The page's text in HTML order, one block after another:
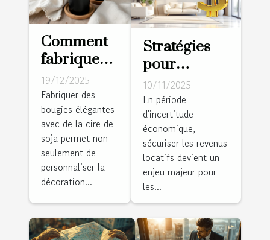
Comment
fabriquer
des
bougies
élégantes
avec de la
cire de soja
?
19/12/2025
Fabriquer des
bougies élégantes
avec de la cire de
soja permet non
seulement de
personnaliser la
décoration...
Stratégies
pour
sécuriser les
revenus
locatifs en
période
d'incertitude
économique
10/11/2025
En période
d'incertitude
économique,
sécuriser les revenus
locatifs devient un
enjeu majeur pour
les...